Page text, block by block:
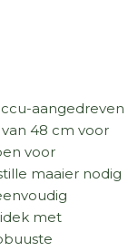
aangedreven
48 cm voor
voor
maaier nodig
met